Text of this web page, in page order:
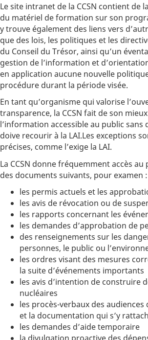
Le site intranet de la CCSN contient de
du matériel de formation sur son
y trouve également des liens vers
que des lois, les politiques et les
du Conseil du Trésor, ainsi qu’un
gestion de l’information et
en application aucune nouvelle
procédure durant la période visée.
En tant qu’organisme qui valorise
transparence, la CCSN fait de son
l’information accessible au public sans
doive recourir à la LAI.Les exceptions
précises, comme l’exige la LAI.
La CCSN donne fréquemment accès au
des documents suivants, pour examen :
les permis actuels et les
les avis de révocation ou de
les rapports concernant les
les demandes d’approbation de
des renseignements sur les
personnes, le public ou
les ordres visant des mesures
la suite d’événements importants
les avis d’intention de construire
nucléaires
les procès-verbaux des audiences
et la documentation qui s’y
les demandes d’aide temporaire